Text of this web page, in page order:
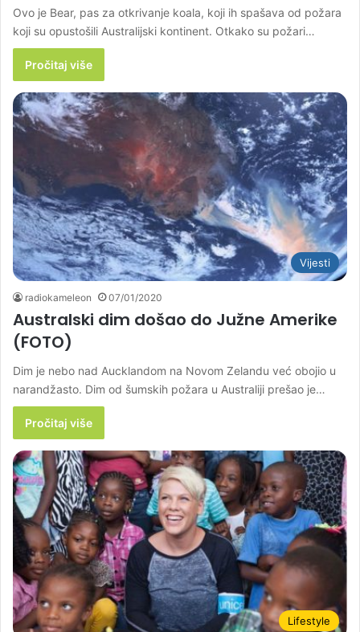
Ovo je Bear, pas za otkrivanje koala, koji ih spašava od požara
koji su opustošili Australijski kontinent. Otkako su požari…
Pročitaj više
Vijesti
radiokameleon 07/01/2020
Australski dim došao do Južne Amerike
(FOTO)
Dim je nebo nad Aucklandom na Novom Zelandu već obojio u
narandžasto. Dim od šumskih požara u Australiji prešao je…
Pročitaj više
Lifestyle